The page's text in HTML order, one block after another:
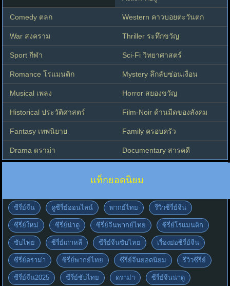
Comedy ตลก Western คาวบอยตะวันตก
War สงคราม Thriller ระทึกขวัญ
Sport กีฬา Sci-Fi วิทยาศาสตร์
Romance โรแมนติก Mystery ลึกลับซ่อนเงื่อน
Musical เพลง Horror สยองขวัญ
Historical ประวัติศาสตร์ Film-Noir ด้านมืดของสังคม
Fantasy เทพนิยาย Family ครอบครัว
Drama ดราม่า Documentary สารคดี
แท็กยอดนิยม
ซีรี่ย์จีน ดูซีรี่ย์ออนไลน์ พากย์ไทย รีวิวซีรี่ย์จีน
ซีรี่ย์ใหม่ ซีรี่ย์น่าดู ซีรี่ย์จีนพากย์ไทย ซีรี่ย์โรแมนติก
ซับไทย ซีรี่ย์เกาหลี ซีรี่ย์จีนซับไทย เรื่องย่อซีรี่ย์จีน
ซีรี่ย์ดราม่า ซีรี่ย์พากย์ไทย ซีรี่ย์จีนยอดนิยม รีวิวซีรี่ย์
ซีรี่ย์จีน2025 ซีรี่ย์ซับไทย ดราม่า ซีรี่ย์จีนน่าดู